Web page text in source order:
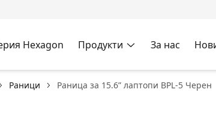
Hexagon Продукти За нас
Раници Раница за 15.6” лаптопи BPL-5 Черен